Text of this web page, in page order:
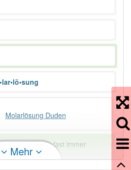
Molarlösung Duden
" enden, haben fast immer
Mehr